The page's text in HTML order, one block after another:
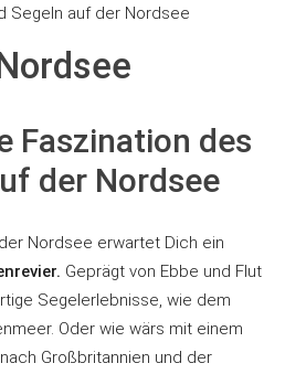
Faszination des
der Nordsee
Nordsee erwartet Dich ein
Geprägt von Ebbe und Flut
Segelerlebnisse, wie dem
Oder wie wärs mit einem
Großbritannien und der